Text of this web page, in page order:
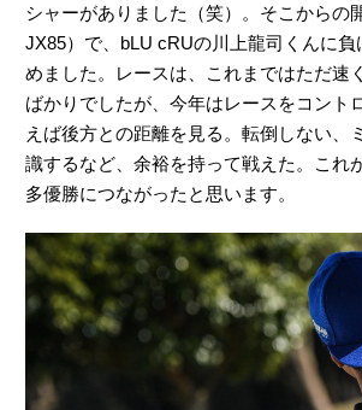
シャーがありました（笑）。そこからの
JX85）で、bLU cRUの川上龍司くんに負
めました。レースは、これまではただ速
ばかりでしたが、今年はレースをコント
えば後方との距離を見る。転倒しない、
識するなど、余裕を持って戦えた。これ
多優勝につながったと思います。